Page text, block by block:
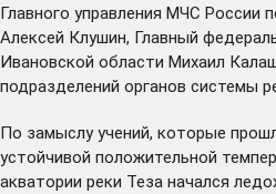
Главного управления МЧС России
Алексей Клушин, Главный
Ивановской области Михаил
подразделений органов системы
По замыслу учений, которые
устойчивой положительной
акватории реки Теза начался